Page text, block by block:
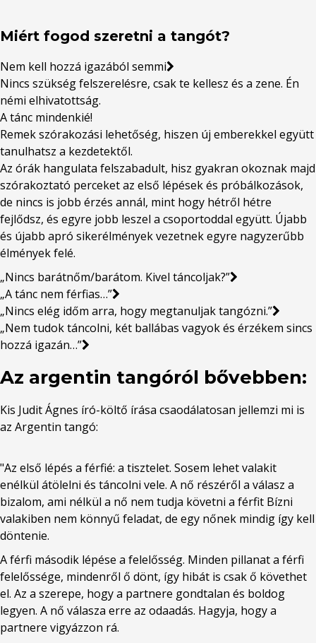
Miért fogod szeretni a tangót?
Nem kell hozzá igazából semmi
Nincs szükség felszerelésre, csak te kellesz és a zene. Én
némi elhivatottság.
A tánc mindenkié!
Remek szórakozási lehetőség, hiszen új emberekkel együtt
tanulhatsz a kezdetektől.
Az órák hangulata felszabadult, hisz gyakran okoznak majd
szórakoztató perceket az első lépések és próbálkozások,
de nincs is jobb érzés annál, mint hogy hétről hétre
fejlődsz, és egyre jobb leszel a csoportoddal együtt. Újabb
és újabb apró sikerélmények vezetnek egyre nagyzerűbb
élmények felé.
„Nincs barátnőm/barátom. Kivel táncoljak?”
„A tánc nem férfias…”
„Nincs elég időm arra, hogy megtanuljak tangózni.”
„Nem tudok táncolni, két ballábas vagyok és érzékem sincs
hozzá igazán…”
Az argentin tangóról bővebben:
Kis Judit Ágnes író-költő írása csaodálatosan jellemzi mi is
az Argentin tangó:
"Az első lépés a férfié: a tisztelet. Sosem lehet valakit
enélkül átölelni és táncolni vele. A nő részéről a válasz a
bizalom, ami nélkül a nő nem tudja követni a férfit Bízni
valakiben nem könnyű feladat, de egy nőnek mindig így kell
döntenie.
A férfi második lépése a felelősség. Minden pillanat a férfi
felelőssége, mindenről ő dönt, így hibát is csak ő követhet
el. Az a szerepe, hogy a partnere gondtalan és boldog
legyen. A nő válasza erre az odaadás. Hagyja, hogy a
partnere vigyázzon rá.